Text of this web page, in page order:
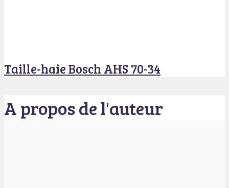
Taille-haie Bosch AHS 70-34
A propos de l'auteur